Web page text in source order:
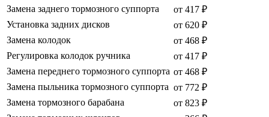
Замена заднего тормозного суппорта
от 417 ₽
Установка задних дисков
от 620 ₽
Замена колодок
от 468 ₽
Регулировка колодок ручника
от 417 ₽
Замена переднего тормозного суппорта от 468 ₽
Замена пыльника тормозного суппорта от 772 ₽
Замена тормозного барабана
от 823 ₽